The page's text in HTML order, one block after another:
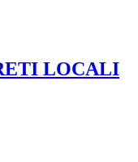
LOCALI